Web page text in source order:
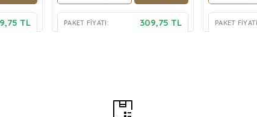
TL PAKET FIYATI: 309,75 TL PAKET